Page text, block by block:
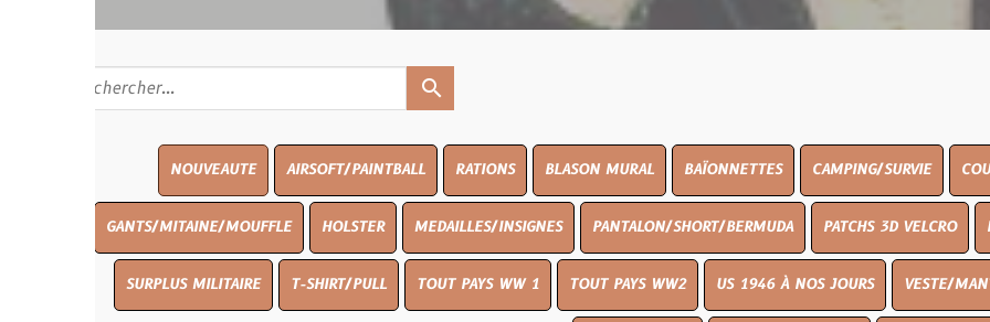
AIRSOFT/PAINTBALL RATIONS BLASON MURAL BAÏONNETTES CAMPING/SURVIE COUTELLERIE
GANTS/MITAINE/MOUFFLE HOLSTER MEDAILLES/INSIGNES PANTALON/SHORT/BERMUDA PATCHS 3D VELCRO PEINTURE
SURPLUS MILITAIRE T-SHIRT/PULL TOUT PAYS WW 1 TOUT PAYS WW2 US 1946 À NOS JOURS VESTE/MANTEAU